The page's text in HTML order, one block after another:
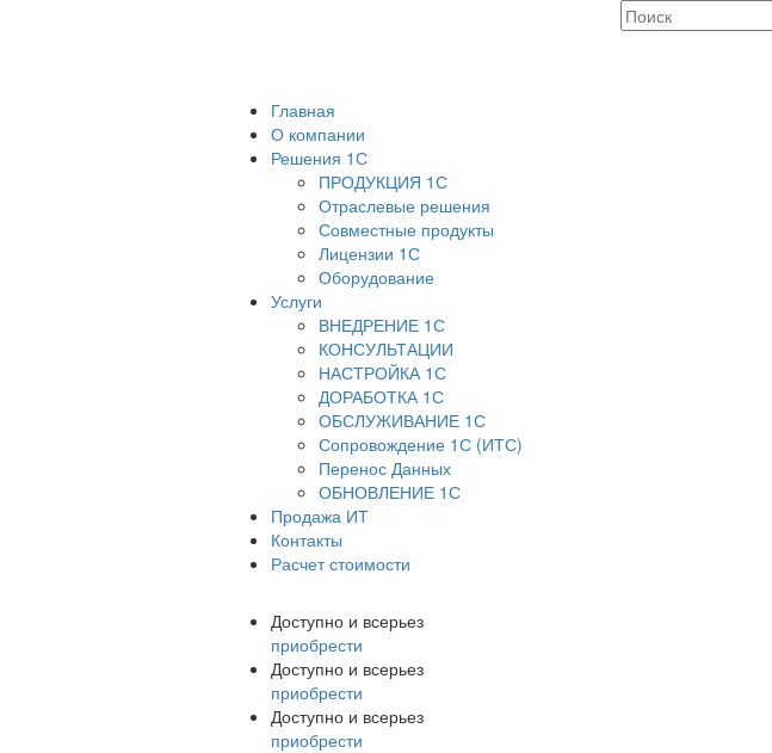
Главная
О компании
Решения 1С
ПРОДУКЦИЯ 1С
Отраслевые решения
Совместные продукты
Лицензии 1С
Оборудование
Услуги
ВНЕДРЕНИЕ 1С
КОНСУЛЬТАЦИИ
НАСТРОЙКА 1С
ДОРАБОТКА 1С
ОБСЛУЖИВАНИЕ 1С
Сопровождение 1С (ИТС)
Перенос Данных
ОБНОВЛЕНИЕ 1С
Продажа ИТ
Контакты
Расчет стоимости
Доступно и всерьез
приобрести
Доступно и всерьез
приобрести
Доступно и всерьез
приобрести